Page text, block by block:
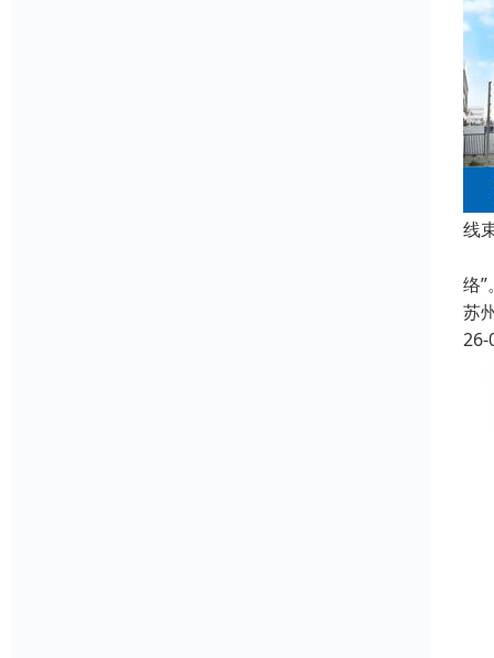
线
络
苏
26-